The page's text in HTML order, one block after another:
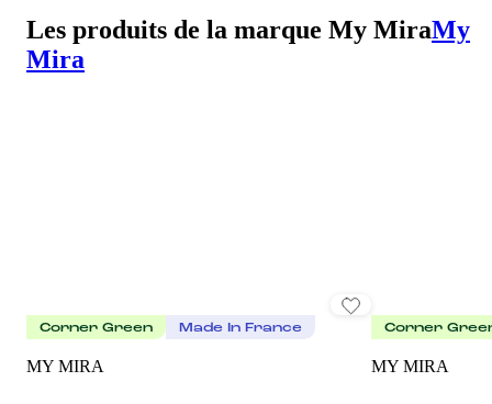
Les produits de la marque My MiraMy
Mira
Corner Green Made In France
MY MIRA
Corner
MY MIRA